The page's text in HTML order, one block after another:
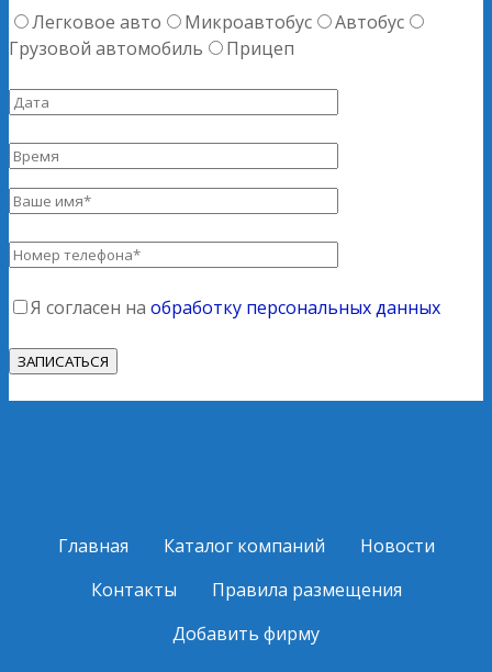
Легковое авто Микроавтобус
Автобус
Грузовой автомобиль
Прицеп
Я согласен на обработку персональных данных
Главная Каталог компаний
Новости
Контакты
Правила размещения
Добавить фирму